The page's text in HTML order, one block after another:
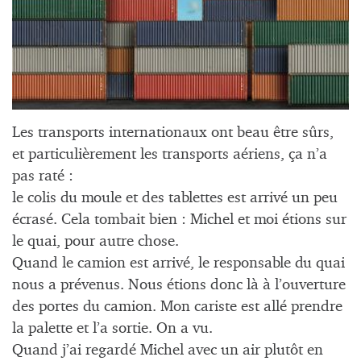
Les transports internationaux ont beau être sûrs,
et particulièrement les transports aériens, ça n’a
pas raté :
le colis du moule et des tablettes est arrivé un peu
écrasé. Cela tombait bien : Michel et moi étions sur
le quai, pour autre chose.
Quand le camion est arrivé, le responsable du quai
nous a prévenus. Nous étions donc là à l’ouverture
des portes du camion. Mon cariste est allé prendre
la palette et l’a sortie. On a vu.
Quand j’ai regardé Michel avec un air plutôt en